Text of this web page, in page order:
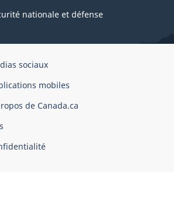
nationale et défense
sociaux
mobiles
de Canada.ca